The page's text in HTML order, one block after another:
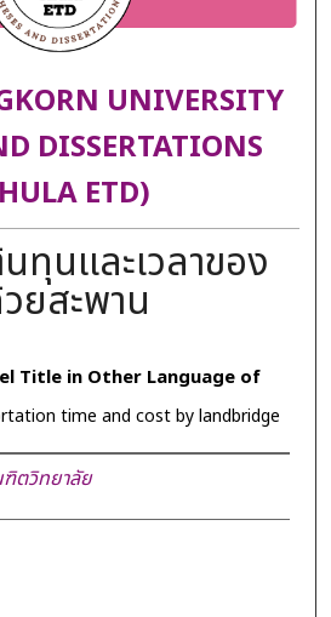
UNIVERSITY
DISSERTATIONS
ETD)
ทุนและเวลาของ
ยสะพาน
Title in Other Language of
time and cost by landbridge
ตวิทยาลัย